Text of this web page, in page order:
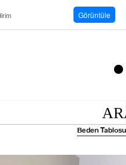
Beden Tablosu
Görüntüle